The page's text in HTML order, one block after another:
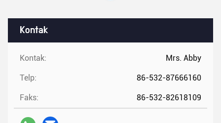
Kontak
Kontak: Mrs. Abby
Telp: 86-532-87666160
Faks: 86-532-82618109